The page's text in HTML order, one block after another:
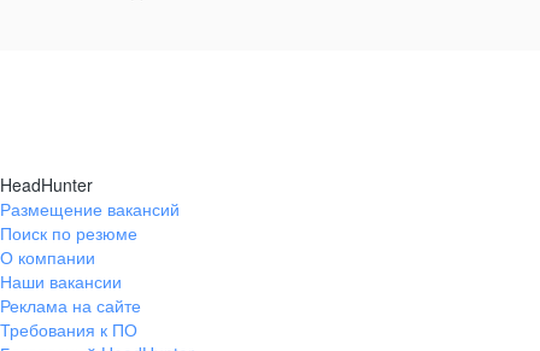
HeadHunter
Размещение вакансий
Поиск по резюме
О компании
Наши вакансии
Реклама на сайте
Требования к ПО